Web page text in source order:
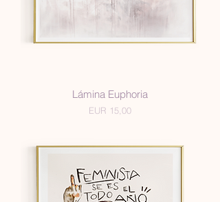
Lámina Euphoria
Precio
EUR 15,00